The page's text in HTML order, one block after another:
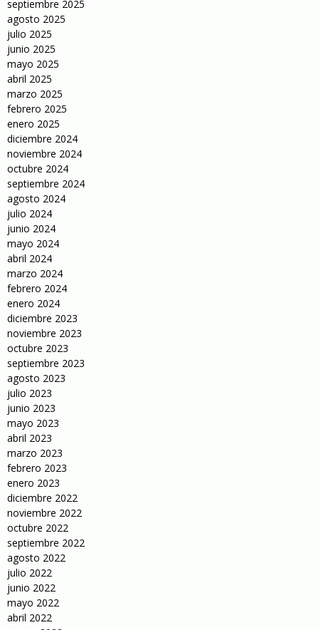
septiembre 2025
agosto 2025
julio 2025
junio 2025
mayo 2025
abril 2025
marzo 2025
febrero 2025
enero 2025
diciembre 2024
noviembre 2024
octubre 2024
septiembre 2024
agosto 2024
julio 2024
junio 2024
mayo 2024
abril 2024
marzo 2024
febrero 2024
enero 2024
diciembre 2023
noviembre 2023
octubre 2023
septiembre 2023
agosto 2023
julio 2023
junio 2023
mayo 2023
abril 2023
marzo 2023
febrero 2023
enero 2023
diciembre 2022
noviembre 2022
octubre 2022
septiembre 2022
agosto 2022
julio 2022
junio 2022
mayo 2022
abril 2022